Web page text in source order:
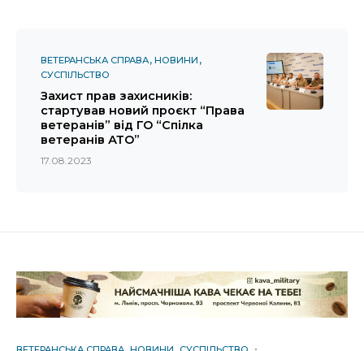
ВЕТЕРАНСЬКА СПРАВА НОВИНИ
СУСПІЛЬСТВО
Захист прав захисників:
стартував новий проєкт “Права
ветеранів” від ГО “Спілка
ветеранів АТО”
17.08.2023